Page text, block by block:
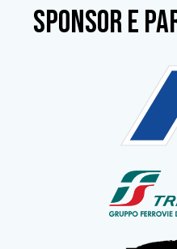
SPONSOR